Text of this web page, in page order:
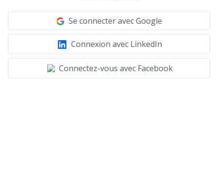
Se connecter avec Google
Connexion avec LinkedIn
Connectez-vous avec Facebook